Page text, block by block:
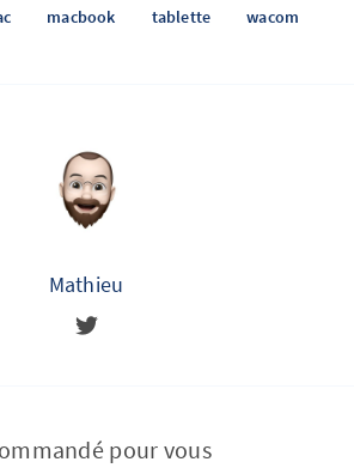
macbook tablette wacom
Mathieu
pour vous